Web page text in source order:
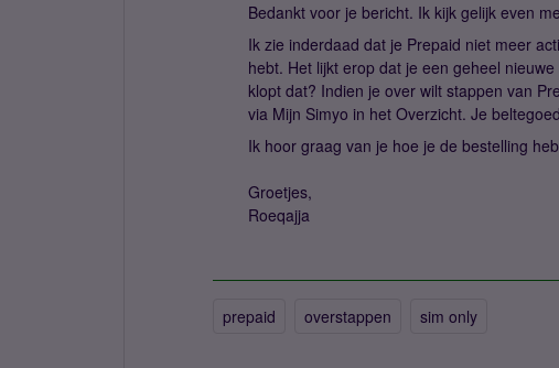
Bedankt voor je bericht. Ik kijk gelijk even
Ik zie inderdaad dat je Prepaid niet meer
hebt. Het lijkt erop dat je een geheel
klopt dat? Indien je over wilt stappen van
via Mijn Simyo in het Overzicht. Je
Ik hoor graag van je hoe je de bestelling
Groetjes,
Roeqajja
prepaid overstappen sim only